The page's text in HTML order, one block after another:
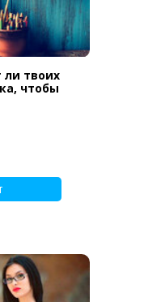
ли твоих
чтобы